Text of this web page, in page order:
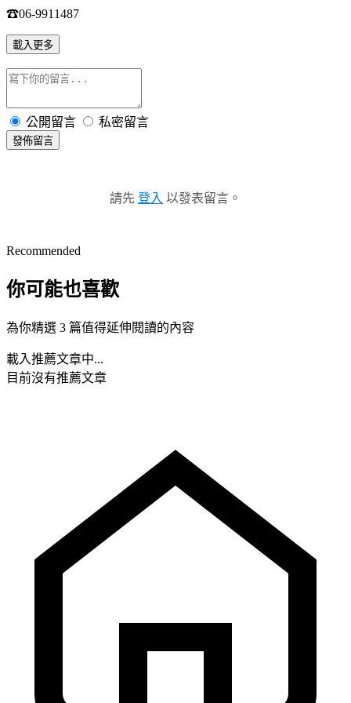
☎06-9911487
載入更多
公開留言 私密留言
發佈留言
請先 登入 以發表留言。
Recommended
你可能也喜歡
為你精選 3 篇值得延伸閱讀的內容
載入推薦文章中...
目前沒有推薦文章